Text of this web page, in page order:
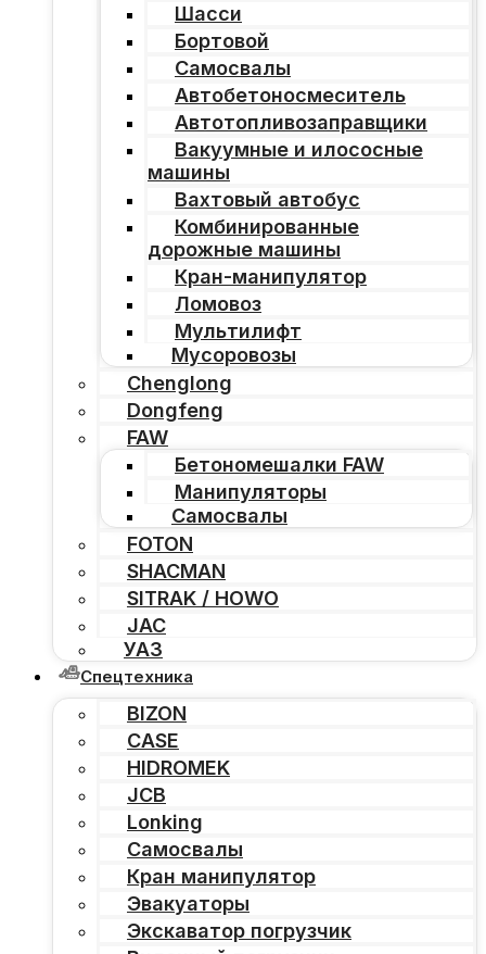
Шасси
Бортовой
Самосвалы
Автобетоносмеситель
Автотопливозаправщики
Вакуумные и илососные
машины
Вахтовый автобус
Комбинированные
дорожные машины
Кран-манипулятор
Ломовоз
Мультилифт
Мусоровозы
Chenglong
Dongfeng
FAW
Бетономешалки FAW
Манипуляторы
Самосвалы
FOTON
SHACMAN
SITRAK / HOWO
JAC
УАЗ
Спецтехника
BIZON
CASE
HIDROMEK
JCB
Lonking
Самосвалы
Кран манипулятор
Эвакуаторы
Экскаватор погрузчик